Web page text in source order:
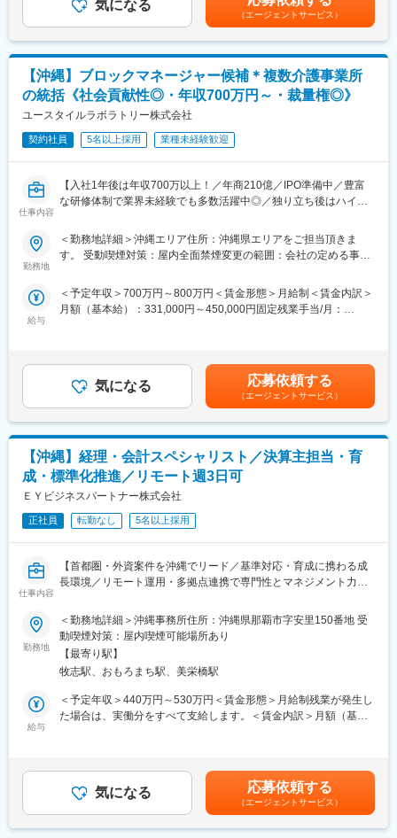
づくりをお願いします。
・職人さんへの連絡、現場の人員状況などを確認
・報告書等の作成・整理
・データ入力、電話応対等のサポートなど
【変更の範囲:会社の定める業務】
事務作業も多く、業務に関する国家資格もあり、手に職をつけら
れる、市場でも引く手あまたのお仕事です。現場責任者の指示を
頂きながら、円滑に工事が進むように スケジュールの確認や工程
管理をお願いいたします。
てとる社員もいます。土日祝休みだと家族や友達と旅行に行った
り、フェスやライブに行ったりプライベートとの両立が叶いま
■キャリアパス：
なっている事から、働きながら資格を取得する事も可能です。そ
して、技術者だけではなく現場での経験を活かして研修担当や本
■未経験の社員が多数活躍しています：
フリーターや大学中退から入社している社員も多数活躍していま
す。事例：居酒屋ホール 、家電量販店スタッフ、自動車整備士 、
カーディーラーなど。アパレルや飲食店、化粧品販売から転職を
した女性社員も活躍中です！
■安心の研修・就業環境：
名刺交換や電話対応など社会人の基礎ビジネスマナーから業務に
使用するパソコン操作や専門用語などは座学の研修でしっかり学
く、研修センターで研修を受け、実務をおこなっていただきま
変更の範囲：会社の定める業務
20ｈ超過分は支給○モデル年収例年収550万円 ／ 26歳 経験5年 ／
※月給36万円＋賞与＋諸手当年収790万円 ／ 29歳 経験7年 ／※月
給39万円＋賞与＋諸手当賃金はあくまでも目安の金額であり、選
考を通じて上下する可能性があります。月給(月額)は固定手当を含
めた表記です。
気になる
（エージェントサービス）
【沖縄】ブロックマネージャー候補＊複数介護事業所
の統括《社会貢献性◎・年収700万円～・裁量権◎》
ユースタイルラボラトリー株式会社
契約社員 5名以上採用 業種未経験歓迎
仕事内容
【入社1年後は年収700万以上！／年商210億／IPO準備中／豊富
な研修体制で業界未経験でも多数活躍中◎／独り立ち後はハイブ
重度障害のある方や高齢者の方等に医療的ケアサービスを行う訪
ジャー候補を募集します。
★下記インタビューをぜひご覧ください！
・部門の運営、売上管理
・営業活動
・サービス提供管理・保守
・ご利用者様やご家族へのヒアリング、サービス設計・立上げ
・ケアマネージャーや医療機関、福祉事業所、行政等との調整
・スタッフの採用・指導・育成
・各種プロジェクトへの参加
※担当エリアは選考時の希望を考慮の上、決定します。
【入社直後の流れ】
す。
■入社～1カ月目
格取得。なお、資格取得のための費用は当社負担となります。
■1～3か月目
・OJTを受けながら日勤・夜勤両方の介護現場での業務をお任せ
します。
※研修終了後は現場業務は無くなるため日勤のみ
■3～6か月目
・マネージャー業務を学んでいただきます。ピープルマネジメン
■本配属後
・各事業所の課題や目的に合わせてマネジメント業務に専念頂き
勤務地
＜勤務地詳細＞沖縄エリア住所：沖縄県エリアをご担当頂きま
す。 受動喫煙対策：屋内全面禁煙変更の範囲：会社の定める事業
給与
＜予定年収＞700万円～800万円＜賃金形態＞月給制＜賃金内訳＞
月額（基本給）：331,000円～450,000円固定残業手当/月：
有■賞与：年2回※前職給与を考慮※経験・スキル・スタートポジシ
ョンにおいて異なる※評価により昇格・昇給あり※エリアにより地
域加算手当分が異なる※時間外手当は別途全額支給賃金はあくまで
も目安の金額であり、選考を通じて上下する可能性があります。
月給(月額)は固定手当を含めた表記です。
気になる 応募依頼する
（エージェントサービス）
【沖縄】経理・会計スペシャリスト／決算主担当・育
成・標準化推進／リモート週3日可
ＥＹビジネスパートナー株式会社
正社員 転勤なし 5名以上採用
仕事内容
【首都圏・外資案件を沖縄でリード／基準対応・育成に携わる成
長環境／リモート運用・多拠点連携で専門性とマネジメント力を
■業務概要
当社沖縄拠点の経理・会計スペシャリストとして、月次・年次決
算業務の主担当を担い、JGAAP／USGAAP／IFRSといった会計基
準に基づく会計処理やGAAP調整をリードします。若手スタッフ
のレビュー・育成やエラー分析・品質管理、教育ラインの整備を
通して、拠点全体の業務品質向上にも貢献していただきます。首
都圏や外資系クライアントの案件にリモートで参画でき、沖縄で
・JGAAP／USGAAP／IFRSの会計処理・GAAP調整実務
・連結・外資系クライアントの決算対応（ご経験に応じて）
・若手スタッフのレビュー・指導、エラー分析、品質管理
勤務地
＜勤務地詳細＞沖縄事務所住所：沖縄県那覇市字安里150番地 受
動喫煙対策：屋内喫煙可能場所あり
【最寄り駅】
牧志駅、おもろまち駅、美栄橋駅
給与
＜予定年収＞440万円～530万円＜賃金形態＞月給制残業が発生し
た場合は、実働分をすべて支給します。＜賃金内訳＞月額（基本
気になる 応募依頼する
（エージェントサービス）